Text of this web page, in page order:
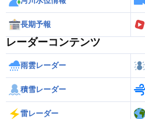
長期予報
レーダーコンテンツ
雨雲レーダー
積雪レーダー
雷レーダー